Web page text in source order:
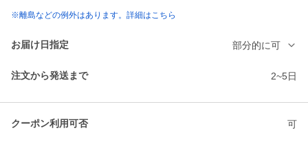
※離島などの例外はあります。詳細はこちら
お届け日指定 部分的に可
注文から発送まで 2~5日
クーポン利用可否 可